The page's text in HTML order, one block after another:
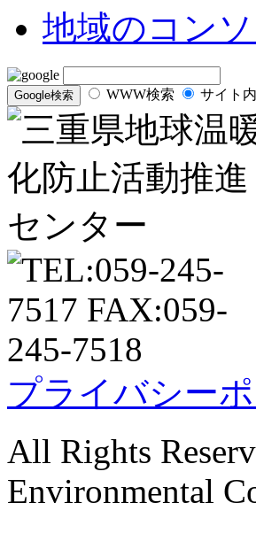
地域のコン
WWW検索 サイト
プライバシー
All Rights
Environmental